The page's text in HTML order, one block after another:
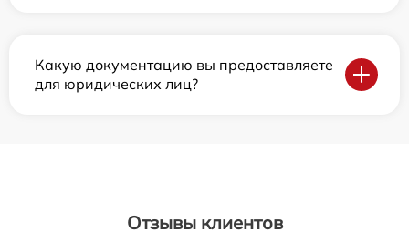
Какую документацию вы предоставляете
для юридических лиц?
Отзывы клиентов